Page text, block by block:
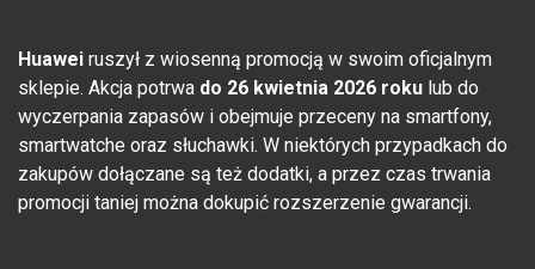
Huawei ruszył z wiosenną promocją w swoim oficjalnym
sklepie. Akcja potrwa do 26 kwietnia 2026 roku lub do
wyczerpania zapasów i obejmuje przeceny na smartfony,
smartwatche oraz słuchawki. W niektórych przypadkach do
zakupów dołączane są też dodatki, a przez czas trwania
promocji taniej można dokupić rozszerzenie gwarancji.